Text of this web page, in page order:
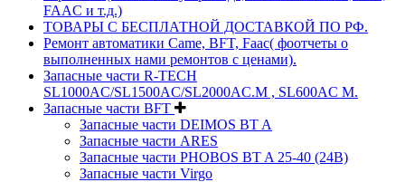
FAAC и т.д.)
ТОВАРЫ С БЕСПЛАТНОЙ ДОСТАВКОЙ ПО РФ.
Ремонт автоматики Came, BFT, Faac( фоотчеты о
выполненных нами ремонтов с ценами).
Запасные части R-TECH
SL1000AC/SL1500AC/SL2000AC.M , SL600AC M.
Запасные части BFT
Запасные части DEIMOS BT A
Запасные части ARES
Запасные части PHOBOS BT A 25-40 (24B)
Запасные части Virgo